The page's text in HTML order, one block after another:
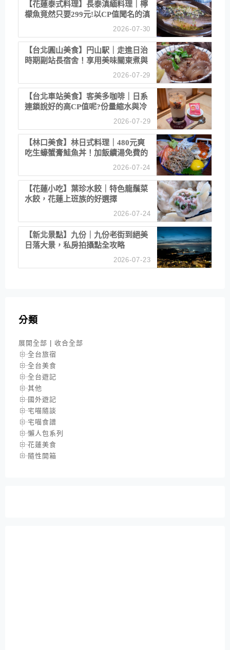
【花蓮泰式料理】長泰滇緬料理｜檸
檬魚竟然只要299元!以CP值聞名的滇
2026-07-30
【台北圓山美食】円山駅｜走進日治
時期副站長宿舍！享用美味關東煮與
2026-07-29
【台北車站美食】客美多咖啡｜日系
連鎖說好的高CP值呢?份量縮水與冷
2026-07-29
【林口美食】林日式料理｜480元爽
吃生蠔蟹膏鮭魚丼！加飯續湯免費的
2026-07-24
【花蓮小吃】葉珍水餃｜特色龍鬚菜
水餃，花蓮上班族的好選擇
2026-07-24
【新北景點】九份｜九份老街到絕美
日落大景，私房拍攝點全攻略
2026-07-23
分類
展開全部
收合全部
全台旅宿
全台美食
全台遊記
其他
國外遊記
宅喵隨談
宅喵食譜
懶人包系列
花蓮美食
隨性開箱